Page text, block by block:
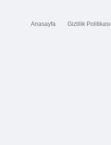
Anasayfa Gizlilik Politikası